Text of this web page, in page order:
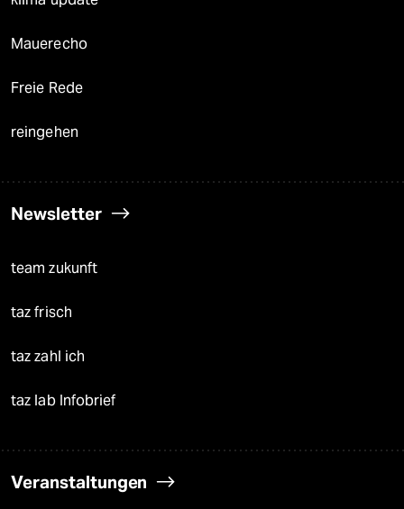
Mauerecho
Freie Rede
reingehen
Newsletter
team zukunft
taz frisch
taz zahl ich
taz lab Infobrief
Veranstaltungen